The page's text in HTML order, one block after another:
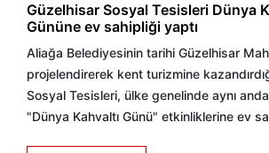
Güzelhisar Sosyal Tesisleri Dünya
Gününe ev sahipliği yaptı
Aliağa Belediyesinin tarihi Güzelhisar
projelendirerek kent turizmine
Sosyal Tesisleri, ülke genelinde aynı
"Dünya Kahvaltı Günü" etkinliklerine ev